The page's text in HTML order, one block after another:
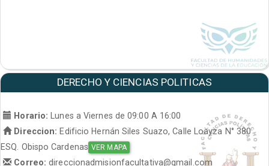
DERECHO Y CIENCIAS POLITICAS
Horario:
Lunes a Viernes de 09:00 A 16:00
Direccion: Edificio Hernán Siles Suazo, Calle Loayza N° 380
ESQ. Obispo Cardenas VER MAPA
Correo:direccionadmisionfacultativa@gmail.com